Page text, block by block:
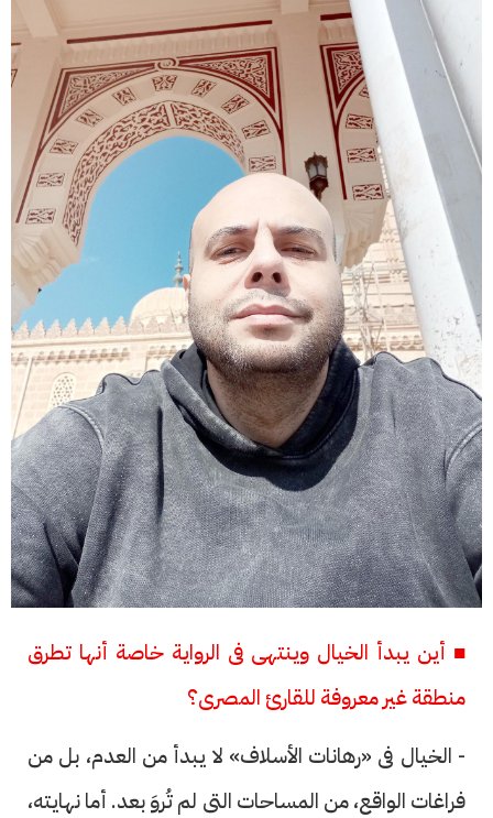
■ أين يبدأ الخيال وينتهى فى الرواية خاصة أنها تطرق
منطقة غير معروفة للقارئ المصرى؟
- الخيال فى «رهانات الأسلاف» لا يبدأ من العدم، بل من
فراغات الواقع، من المساحات التى لم تُروَ بعد. أما نهايته،